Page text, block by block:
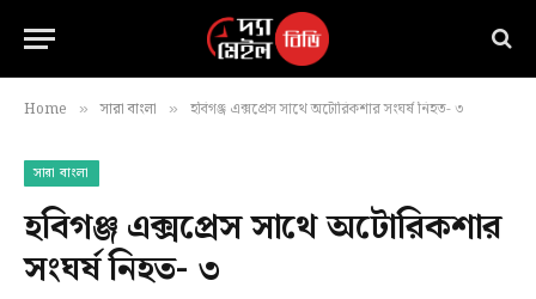
Home » সারা বাংলা » হবিগঞ্জ এক্সপ্রেস সাথে অটোরিকশার সংঘর্ষ নিহত- ৩
সারা বাংলা
হবিগঞ্জ এক্সপ্রেস সাথে অটোরিকশার
সংঘর্ষ নিহত- ৩